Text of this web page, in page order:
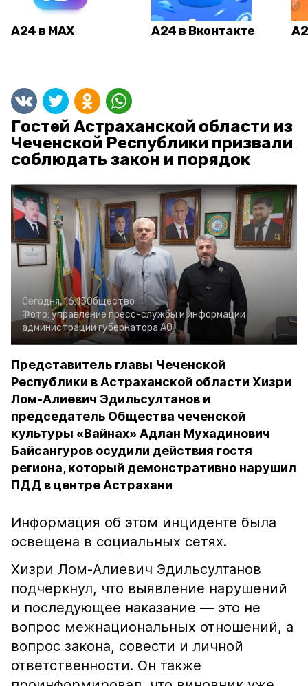
А24 в MAX А24 в Вконтакте
Гостей Астраханской области из
Чеченской Республики призвали
соблюдать закон и порядок
Сегодня, 16:15Общество
Фото: управление пресс-службы и информации
администрации губернатора АО
Представитель главы Чеченской
Республики в Астраханской области Хизри
Лом-Алиевич Эдильсултанов и
председатель Общества чеченской
культуры «Вайнах» Адлан Мухадинович
Байсангуров осудили действия гостя
региона, который демонстративно нарушил
ПДД в центре Астрахани
Информация об этом инциденте была
освещена в социальных сетях.
Хизри Лом-Алиевич Эдильсултанов
подчеркнул, что выявление нарушений
и последующее наказание — это не
вопрос межнациональных отношений, а
вопрос закона, совести и личной
ответственности. Он также